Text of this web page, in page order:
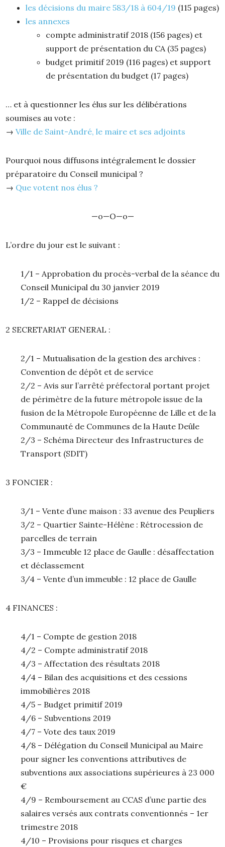
les décisions du maire 583/18 à 604/19 (115 pages)
les annexes
compte administratif 2018 (156 pages) et
support de présentation du CA (35 pages)
budget primitif 2019 (116 pages) et support
de présentation du budget (17 pages)
… et à questionner les élus sur les délibérations
soumises au vote :
→ Ville de Saint-André, le maire et ses adjoints
Pourquoi nous diffusons intégralement le dossier
préparatoire du Conseil municipal ?
→ Que votent nos élus ?
—o—O—o—
L’ordre du jour est le suivant :
1/1 – Approbation du procès-verbal de la séance du
Conseil Municipal du 30 janvier 2019
1/2 – Rappel de décisions
2 SECRETARIAT GENERAL :
2/1 – Mutualisation de la gestion des archives :
Convention de dépôt et de service
2/2 – Avis sur l’arrêté préfectoral portant projet
de périmètre de la future métropole issue de la
fusion de la Métropole Européenne de Lille et de la
Communauté de Communes de la Haute Deûle
2/3 – Schéma Directeur des Infrastructures de
Transport (SDIT)
3 FONCIER :
3/1 – Vente d’une maison : 33 avenue des Peupliers
3/2 – Quartier Sainte-Hélène : Rétrocession de
parcelles de terrain
3/3 – Immeuble 12 place de Gaulle : désaffectation
et déclassement
3/4 – Vente d’un immeuble : 12 place de Gaulle
4 FINANCES :
4/1 – Compte de gestion 2018
4/2 – Compte administratif 2018
4/3 – Affectation des résultats 2018
4/4 – Bilan des acquisitions et des cessions
immobilières 2018
4/5 – Budget primitif 2019
4/6 – Subventions 2019
4/7 – Vote des taux 2019
4/8 – Délégation du Conseil Municipal au Maire
pour signer les conventions attributives de
subventions aux associations supérieures à 23 000
€
4/9 – Remboursement au CCAS d’une partie des
salaires versés aux contrats conventionnés – 1er
trimestre 2018
4/10 – Provisions pour risques et charges